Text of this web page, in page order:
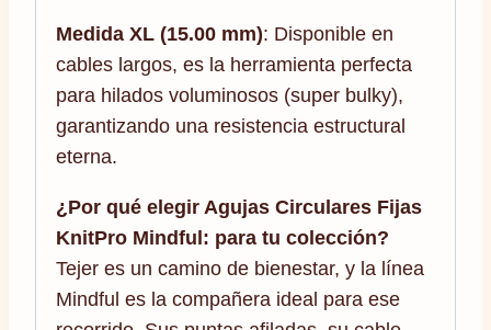
Medida XL (15.00 mm): Disponible en
cables largos, es la herramienta perfecta
para hilados voluminosos (super bulky),
garantizando una resistencia estructural
eterna.
¿Por qué elegir Agujas Circulares Fijas
KnitPro Mindful: para tu colección?
Tejer es un camino de bienestar, y la línea
Mindful es la compañera ideal para ese